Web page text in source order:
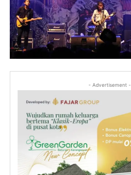
- Advertisement -